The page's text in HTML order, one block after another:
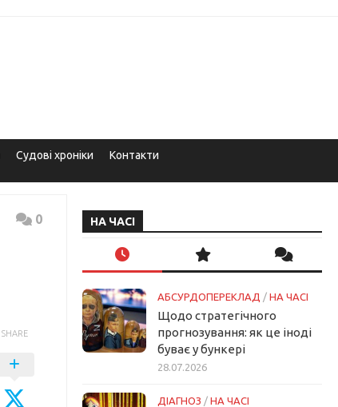
Судові хроніки Контакти
0
SHARE
НА ЧАСІ
АБСУРДОПЕРЕКЛАД / НА ЧАСІ
Щодо стратегічного
прогнозування: як це іноді
буває у бункері
28.07.2026
ДІАГНОЗ / НА ЧАСІ